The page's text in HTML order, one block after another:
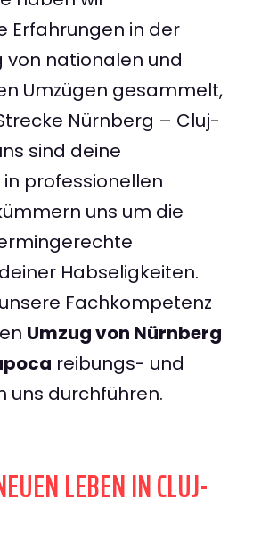
Erfahrungen in der
von nationalen und
Umzügen gesammelt,
Nürnberg – Cluj-
sind deine
professionellen
uns um die
Habseligkeiten.
Fachkompetenz
Umzug von Nürnberg
reibungs- und
uns durchführen.
LEBEN IN CLUJ-